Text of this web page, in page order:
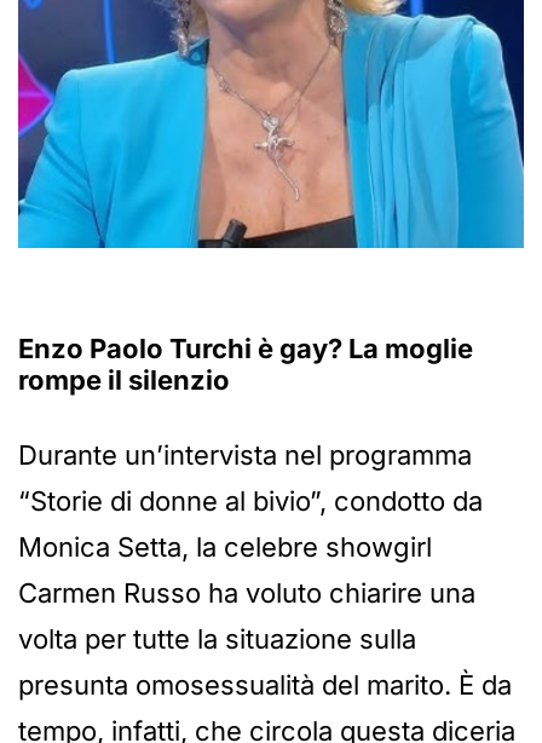
Enzo Paolo Turchi è gay? La moglie
rompe il silenzio
Durante un’intervista nel programma
“Storie di donne al bivio”, condotto da
Monica Setta, la celebre showgirl
Carmen Russo ha voluto chiarire una
volta per tutte la situazione sulla
presunta omosessualità del marito. È da
tempo, infatti, che circola questa diceria